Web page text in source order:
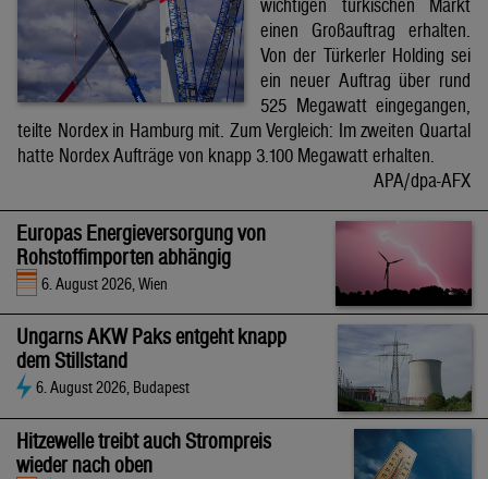
wichtigen türkischen Markt
einen Großauftrag erhalten.
Von der Türkerler Holding sei
ein neuer Auftrag über rund
525 Megawatt eingegangen,
teilte Nordex in Hamburg mit. Zum Vergleich: Im zweiten Quartal
hatte Nordex Aufträge von knapp 3.100 Megawatt erhalten.
APA/dpa-AFX
Europas Energieversorgung von
Rohstoffimporten abhängig
6. August 2026, Wien
Ungarns AKW Paks entgeht knapp
dem Stillstand
6. August 2026, Budapest
Hitzewelle treibt auch Strompreis
wieder nach oben